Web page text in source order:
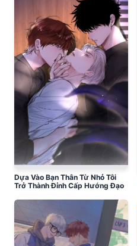
Dựa Vào Bạn Thân Từ Nhỏ Tôi
Trở Thành Đỉnh Cấp Hướng Đạo